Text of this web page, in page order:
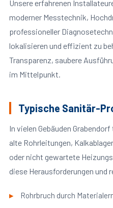
Unsere erfahrenen
moderner Messtechnik,
professioneller
lokalisieren und effizient zu
Transparenz, saubere
im Mittelpunkt.
Typische Sanitär-
In vielen Gebäuden
alte Rohrleitungen,
oder nicht gewartete
diese Herausforderungen und
Rohrbruch durch